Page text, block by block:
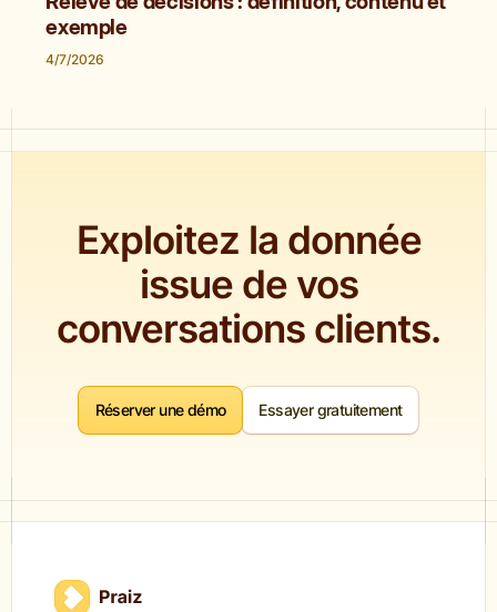
exemple
4/7/2026
Exploitez la donnée
issue de vos
conversations clients.
Réserver une démo Essayer gratuitement